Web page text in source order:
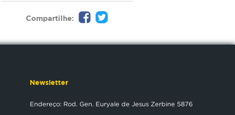
Compartilhe:
Newsletter
Endereço: Rod. Gen. Euryale de Jesus Zerbine 5876